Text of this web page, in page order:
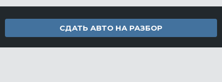
СДАТЬ АВТО НА РАЗБОР